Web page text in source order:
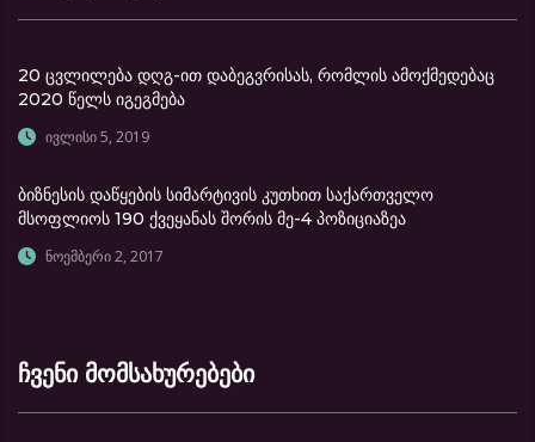
20 ცვლილება დღგ-ით დაბეგვრისას, რომლის ამოქმედებაც
2020 წელს იგეგმება
ივლისი 5, 2019
ბიზნესის დაწყების სიმარტივის კუთხით საქართველო
მსოფლიოს 190 ქვეყანას შორის მე-4 პოზიციაზეა
ნოემბერი 2, 2017
ჩვენი მომსახურებები